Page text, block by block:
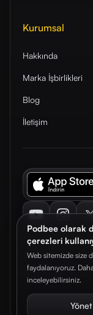
Podbee olarak
çerezleri
Web sitemizde size
faydalanıyoruz.
inceleyebilirsiniz.
Yönet
Kurumsal
Hakkında
Marka İşbirlikleri
Blog
İletişim
© 2026. Podbee
Çerez Tercihleri